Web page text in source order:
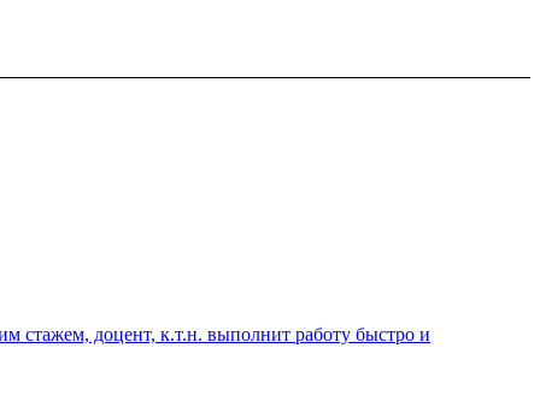
стажем, доцент, к.т.н. выполнит работу быстро и